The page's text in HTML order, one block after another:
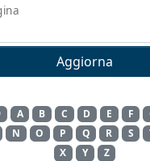
A B C D E F
N O P Q R S
X
Y Z